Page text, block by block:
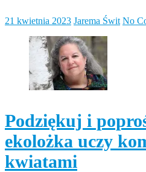
21 kwietnia 2023 Jarema Świt No
Podziękuj i
ekolożka uczy
kwiatami